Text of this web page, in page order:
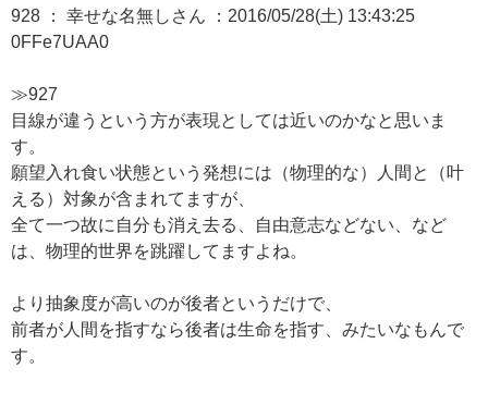
928 ： 幸せな名無しさん ：2016/05/28(土) 13:43:25
0FFe7UAA0
≫927
目線が違うという方が表現としては近いのかなと思いま
す。
願望入れ食い状態という発想には（物理的な）人間と（叶
える）対象が含まれてますが、
全て一つ故に自分も消え去る、自由意志などない、など
は、物理的世界を跳躍してますよね。
より抽象度が高いのが後者というだけで、
前者が人間を指すなら後者は生命を指す、みたいなもんで
す。